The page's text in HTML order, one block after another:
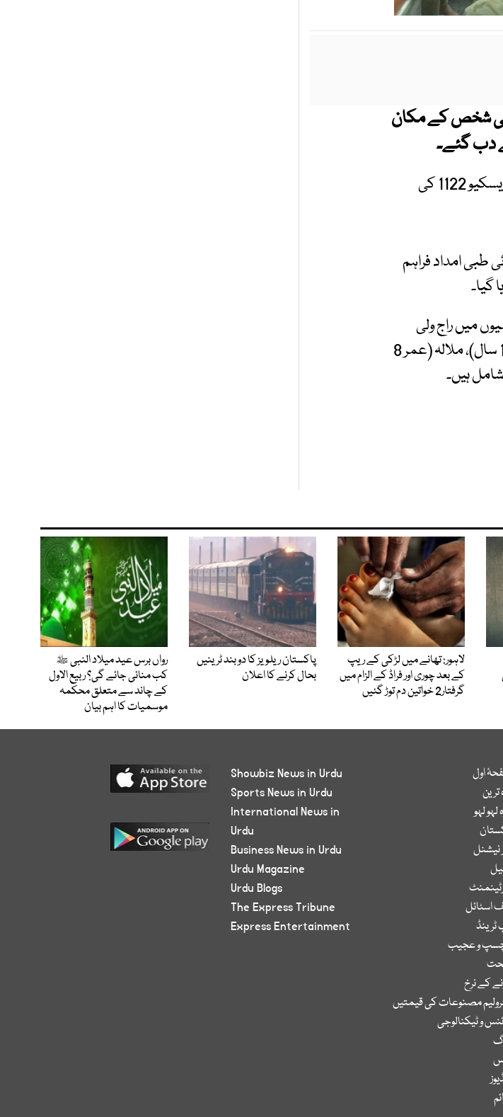
شخص کے مکان
حادثے کے نتیجے میں ایک سالہ بچی جاں بحق جبکہ 8 افراد زخمی ہوگئے، ریسکیو 1122 کی
موقع پر ابتدائی طبی امداد فراہم
گیا۔
سے ہوئی۔ زخمیوں میں راج ولی
(عمر 35 سال)، ام بی بی (عمر 30 سال)، سلیمان (عمر 4 سال)، علی (عمر 11 سال)، ملالہ (عمر 8
لاہور: تھانے میں لڑکی کے ریپ
کے بعد چوری اور فراڈ کے الزام میں
گرفتار2 خواتین دم توڑ گئیں
پاکستان ریلویز کا دو بند ٹرینیں
بحال کرنے کا اعلان
رواں برس عید میلاد النبی ﷺ
کب منائی جائے گی؟ ربیع الاول
کے چاند سے متعلق محکمہ
موسمیات کا اہم بیان
اول
ترین
لہو لہو
نیشنل
اسٹائل
ٹرینڈ
و عجیب
کے نرخ
مصنوعات کی قیمتیں
و ٹیکنالوجی
Showbiz News in Urdu
Sports News in Urdu
International News in
Urdu
Business News in Urdu
Urdu Magazine
Urdu Blogs
The Express Tribune
Express Entertainment